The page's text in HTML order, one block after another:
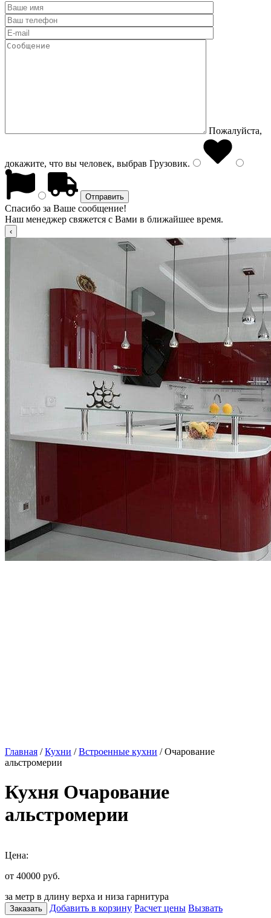
Пожалуйста,
докажите, что вы человек, выбрав Грузовик.
Спасибо за Ваше сообщение!
Наш менеджер свяжется с Вами в ближайшее время.
Главная /Кухни /Встроенные кухни / Очарование
альстромерии
Кухня Очарование
альстромерии
Цена:
от 40000 руб.
за метр в длину верха и низа гарнитура
Заказать Добавить в корзину Расчет цены Вызвать